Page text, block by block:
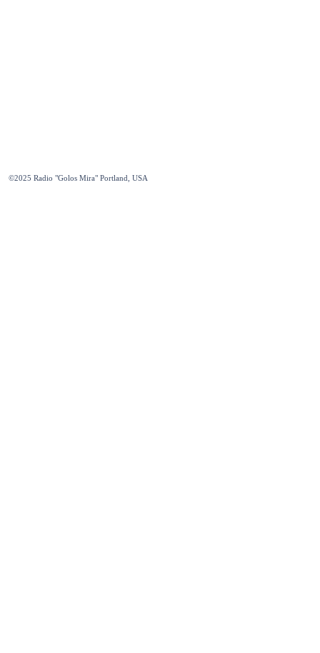
©2025 Radio "Golos Mira" Portland, USA